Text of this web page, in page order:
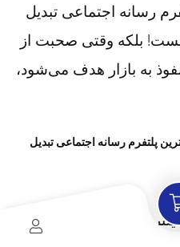
رسانه اجتماعی تبدیل
بلکه وقتی صحبت از
به بازار هدف می‌شود،
پلتفرم رسانه اجتماعی تبدیل
تقریبا 60 درصد از کاربران اینترنت در گروه سنی 18